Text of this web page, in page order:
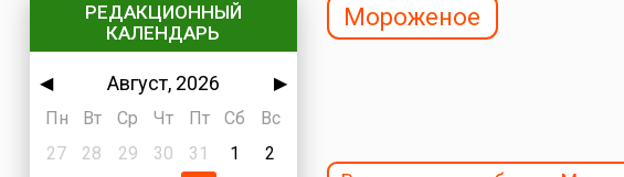
РЕДАКЦИОННЫЙ
КАЛЕНДАРЬ
◀ Август, 2026
▶
Пн
Вт Ср Чт Пт Сб
Вс
27
28 29 30 31 1
2
Мороженое